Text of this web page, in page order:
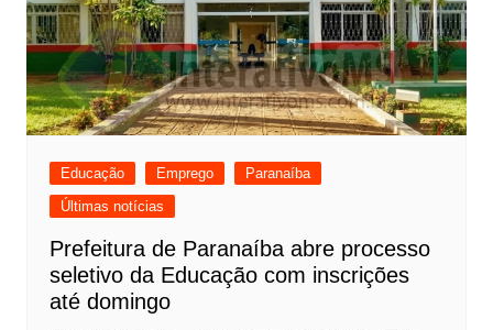
Educação Emprego
Paranaíba
Últimas notícias
Prefeitura de Paranaíba abre processo
seletivo da Educação com inscrições
até domingo